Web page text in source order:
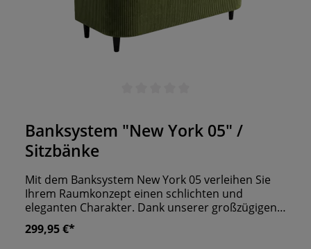
Banksystem "New York 05" /
Sitzbänke
Mit dem Banksystem New York 05 verleihen Sie
Ihrem Raumkonzept einen schlichten und
eleganten Charakter. Dank unserer großzügigen
Auswahl an Kunstlederarten und Bezugsstoffen,
gestalten Sie die Bänke nach Ihren Vorstellungen
299,95 €*